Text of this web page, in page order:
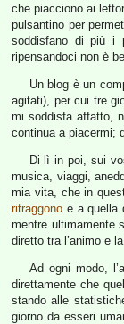
che piacciono ai
pulsantino per
soddisfano di più i
ripensandoci non è
Un blog è un
agitati), per cui tre
mi soddisfa affatto,
continua a piacermi;
Di lì in poi, sui
musica, viaggi,
mia vita, che in
ritraggono e a quella
mentre ultimamente
diretto tra l’animo e
Ad ogni modo,
direttamente che
stando alle
giorno da esseri